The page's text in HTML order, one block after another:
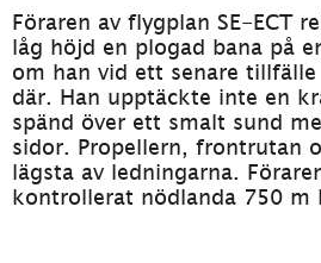
Föraren av flygplan SE-ECT
låg höjd en plogad bana på
om han vid ett senare
där. Han upptäckte inte en
spänd över ett smalt sund
sidor. Propellern, frontrutan
lägsta av ledningarna.
kontrollerat nödlanda 750 m